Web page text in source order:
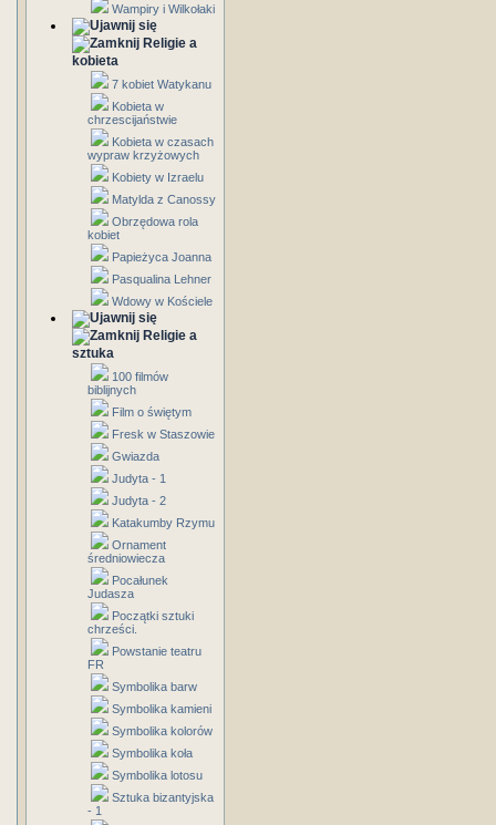
Wampiry i Wilkołaki
Religie a
kobieta
7 kobiet Watykanu
Kobieta w
chrzescijaństwie
Kobieta w czasach
wypraw krzyżowych
Kobiety w Izraelu
Matylda z Canossy
Obrzędowa rola
kobiet
Papieżyca Joanna
Pasqualina Lehner
Wdowy w Kościele
Religie a
sztuka
100 filmów
biblijnych
Film o świętym
Fresk w Staszowie
Gwiazda
Judyta - 1
Judyta - 2
Katakumby Rzymu
Ornament
średniowiecza
Pocałunek
Judasza
Początki sztuki
chrześci.
Powstanie teatru
FR
Symbolika barw
Symbolika kamieni
Symbolika kolorów
Symbolika koła
Symbolika lotosu
Sztuka bizantyjska
- 1